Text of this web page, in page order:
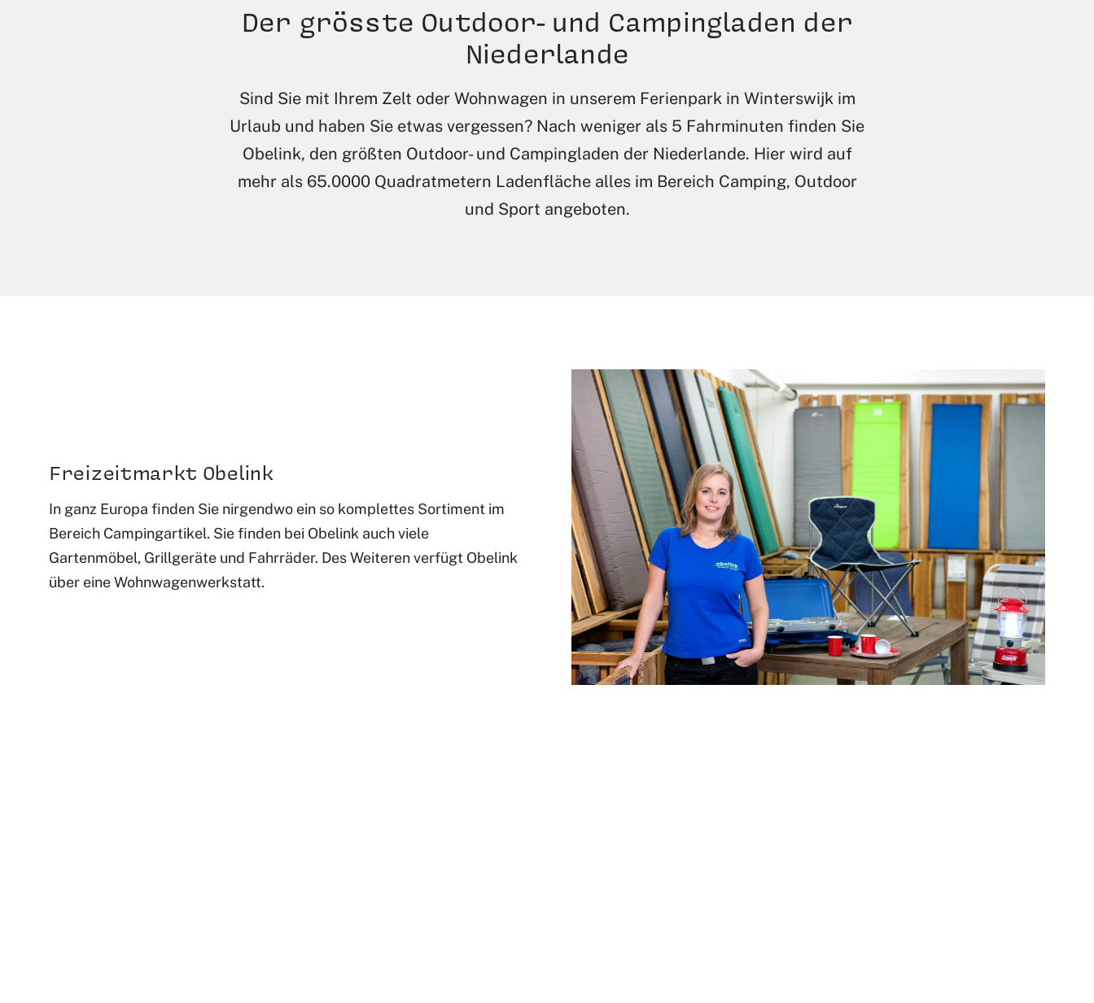
Der grösste Outdoor- und Campingladen der
Niederlande
Sind Sie mit Ihrem Zelt oder Wohnwagen in unserem Ferienpark in Winterswijk im
Urlaub und haben Sie etwas vergessen? Nach weniger als 5 Fahrminuten finden Sie
Obelink, den größten Outdoor- und Campingladen der Niederlande. Hier wird auf
mehr als 65.0000 Quadratmetern Ladenfläche alles im Bereich Camping, Outdoor
und Sport angeboten.
Freizeitmarkt Obelink
In ganz Europa finden Sie nirgendwo ein so komplettes Sortiment im
Bereich Campingartikel. Sie finden bei Obelink auch viele
Gartenmöbel, Grillgeräte und Fahrräder. Des Weiteren verfügt Obelink
über eine Wohnwagenwerkstatt.